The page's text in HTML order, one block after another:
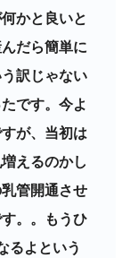
かと良いと
だら簡単に
訳じゃない
です。今よ
が、当初は
えるのかし
管開通させ
。。もうひ
るよという